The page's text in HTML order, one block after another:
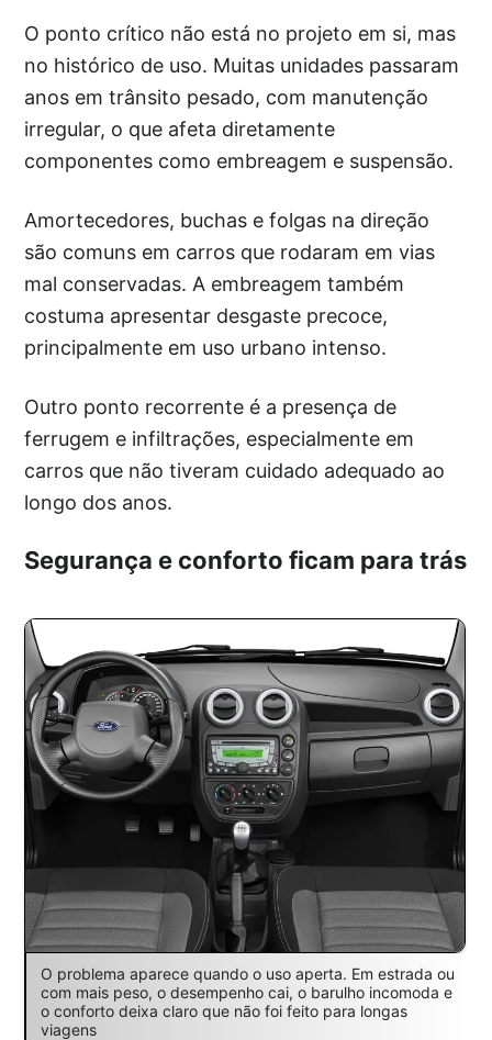
O ponto crítico não está no projeto em si, mas
no histórico de uso. Muitas unidades passaram
anos em trânsito pesado, com manutenção
irregular, o que afeta diretamente
componentes como embreagem e suspensão.
Amortecedores, buchas e folgas na direção
são comuns em carros que rodaram em vias
mal conservadas. A embreagem também
costuma apresentar desgaste precoce,
principalmente em uso urbano intenso.
Outro ponto recorrente é a presença de
ferrugem e infiltrações, especialmente em
carros que não tiveram cuidado adequado ao
longo dos anos.
Segurança e conforto ficam para trás
O problema aparece quando o uso aperta. Em estrada ou
com mais peso, o desempenho cai, o barulho incomoda e
o conforto deixa claro que não foi feito para longas
viagens